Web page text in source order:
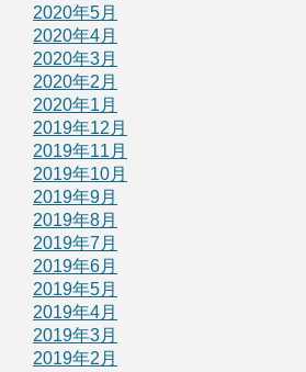
2020年5月
2020年4月
2020年3月
2020年2月
2020年1月
2019年12月
2019年11月
2019年10月
2019年9月
2019年8月
2019年7月
2019年6月
2019年5月
2019年4月
2019年3月
2019年2月